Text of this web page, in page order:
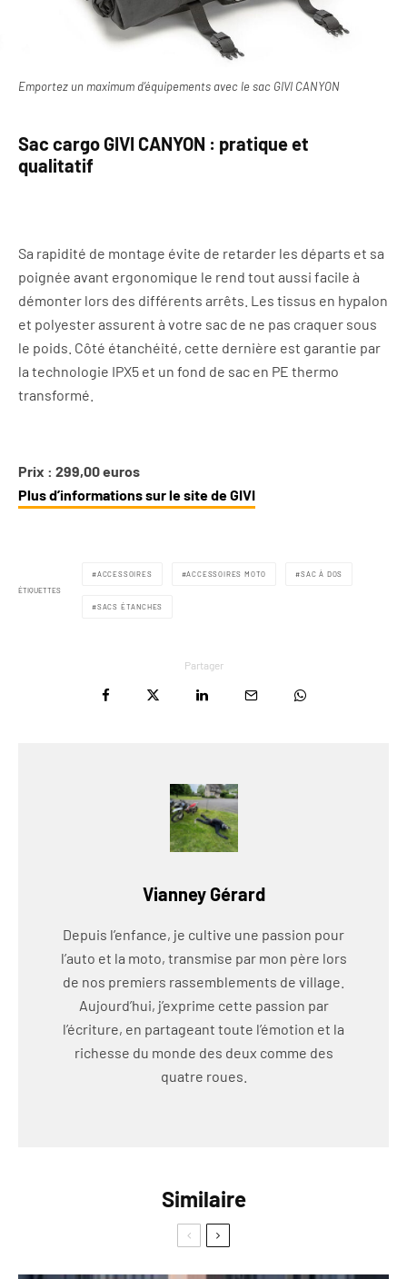
Emportez un maximum d’équipements avec le sac GIVI CANYON
Sac cargo GIVI CANYON : pratique et
qualitatif
Sa rapidité de montage évite de retarder les départs et sa
poignée avant ergonomique le rend tout aussi facile à
démonter lors des différents arrêts. Les tissus en hypalon
et polyester assurent à votre sac de ne pas craquer sous
le poids. Côté étanchéité, cette dernière est garantie par
la technologie IPX5 et un fond de sac en PE thermo
transformé.
Prix : 299,00 euros
Plus d’informations sur le site de GIVI
ÉTIQUETTES
ACCESSOIRES ACCESSOIRES MOTO SAC À DOS
SACS ÉTANCHES
Partager
Vianney Gérard
Depuis l’enfance, je cultive une passion pour
l’auto et la moto, transmise par mon père lors
de nos premiers rassemblements de village.
Aujourd’hui, j’exprime cette passion par
l’écriture, en partageant toute l’émotion et la
richesse du monde des deux comme des
quatre roues.
Similaire